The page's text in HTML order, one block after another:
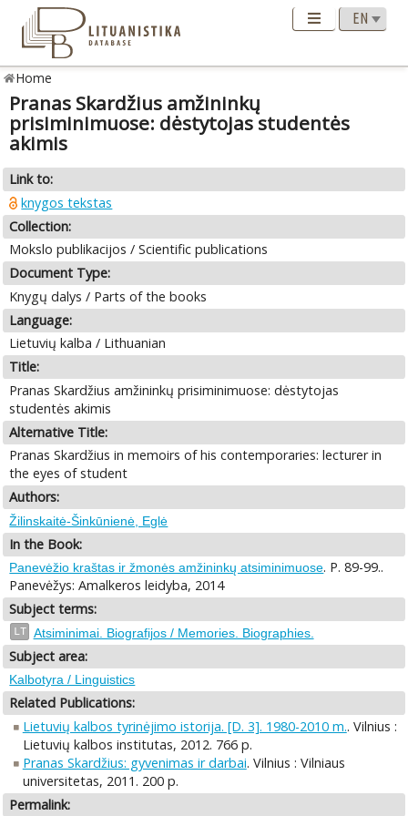
Home
Pranas Skardžius amžininkų
prisiminimuose: dėstytojas studentės
akimis
Link to:
knygos tekstas
Collection:
Mokslo publikacijos / Scientific publications
Document Type:
Knygų dalys / Parts of the books
Language:
Lietuvių kalba / Lithuanian
Title:
Pranas Skardžius amžininkų prisiminimuose: dėstytojas
studentės akimis
Alternative Title:
Pranas Skardžius in memoirs of his contemporaries: lecturer in
the eyes of student
Authors:
Žilinskaitė-Šinkūnienė, Eglė
In the Book:
Panevėžio kraštas ir žmonės amžininkų atsiminimuose. P. 89-99..
Panevėžys: Amalkeros leidyba, 2014
Subject terms:
LT Atsiminimai. Biografijos / Memories. Biographies.
Subject area:
Kalbotyra / Linguistics
Related Publications:
Lietuvių kalbos tyrinėjimo istorija. [D. 3]. 1980-2010 m.. Vilnius :
Lietuvių kalbos institutas, 2012. 766 p.
Pranas Skardžius: gyvenimas ir darbai. Vilnius : Vilniaus
universitetas, 2011. 200 p.
Permalink: